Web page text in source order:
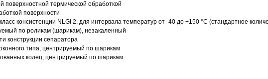
поверхностной термической обработкой
поверхности
консистенции NLGI 2, для интервала температур от -40 до +150 °C (стандартное
по роликам (шарикам), незакаленный
конструкции сепаратора
типа, центрируемый по шарикам
колец, центрируемый по шарикам